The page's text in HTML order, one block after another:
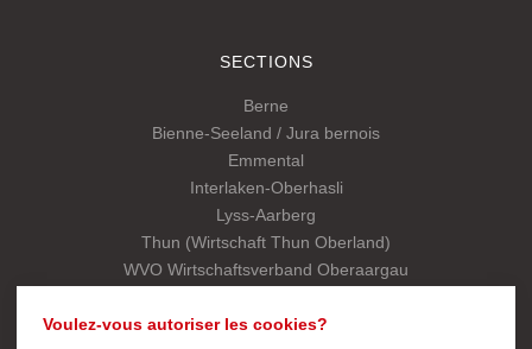
Voulez-vous autoriser les cookies?
SECTIONS
Berne
Bienne-Seeland / Jura bernois
Emmental
Interlaken-Oberhasli
Lyss-Aarberg
Thun (Wirtschaft Thun Oberland)
WVO Wirtschaftsverband Oberaargau